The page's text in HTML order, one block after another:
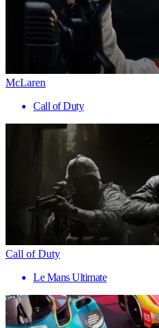
McLaren
Call of Duty
Call of Duty
Le Mans Ultimate